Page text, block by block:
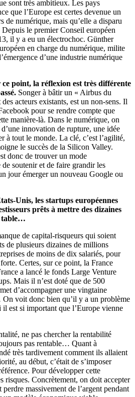
sont très ambitieux. Les pays
que l’Europe est certes devenue un
de numérique, mais qu’elle a disparu
le premier Conseil européen
il y a eu un électrochoc. Günther
en charge du numérique, milite
d’une industrie numérique
point, la réflexion est très différente
Songer à bâtir un « Airbus du
acteurs existants, est un non-sens. Il
pour se rendre compte que
manière-là. Dans le numérique, on
innovation de rupture, une idée
à tout le monde. La clé, c’est l’agilité,
le succès de la Silicon Valley.
donc de trouver un mode
soutenir et de faire grandir les
jour émerger un nouveau Google ou
Unis, les startups européennes
prêts à mettre des dizaines
table…
de capital-risqueurs qui soient
de plusieurs dizaines de millions
de moins de dix salariés, pour
Certes, sur ce point, la France
a lancé le fonds Large Venture
Mais il n’est doté que de 500
d’accompagner une vingtaine
voit donc bien qu’il y a un problème
il est si important que l’Europe vienne
ne pas chercher la rentabilité
pas rentable… Quant à
très tardivement comment ils allaient
au début, c’était de s’imposer
Pour développer cette
risques. Concrètement, on doit accepter
perdre massivement de l’argent pendant